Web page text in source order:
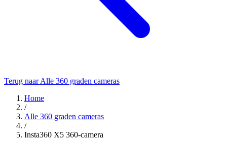
Terug naar Alle 360 graden cameras
Home
/
Alle 360 graden cameras
/
Insta360 X5 360-camera